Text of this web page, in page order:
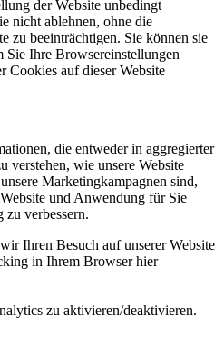
der Website unbedingt
nicht ablehnen, ohne die
zu beeinträchtigen. Sie können sie
Sie Ihre Browsereinstellungen
Cookies auf dieser Website
die entweder in aggregierter
verstehen, wie unsere Website
Marketingkampagnen sind,
und Anwendung für Sie
zu verbessern.
Ihren Besuch auf unserer Website
in Ihrem Browser hier
zu aktivieren/deaktivieren.